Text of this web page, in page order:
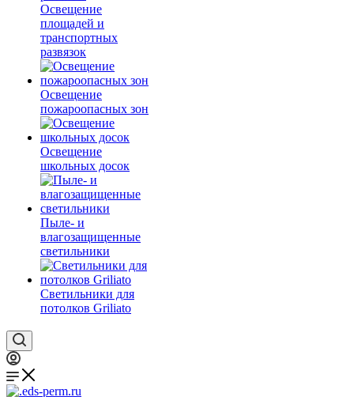
Освещение
площадей и
транспортных
развязок
Освещение
пожароопасных зон
Освещение
школьных досок
Пыле- и
влагозащищенные
светильники
Светильники для
потолков Griliato